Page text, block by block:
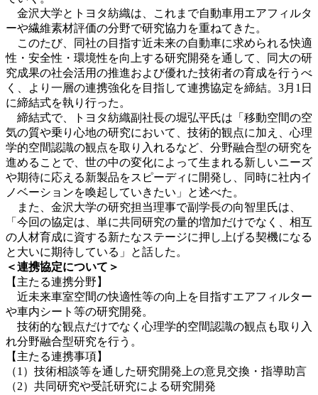
金沢大学とトヨタ紡織は、これまで自動車用エアフィルタ
ーや繊維素材評価の分野で研究協力を重ねてきた。
このたび、同社の目指す近未来の自動車に求められる快適
性・安全性・環境性を向上する研究開発を通して、同大の研
究成果の社会活用の推進および優れた技術者の育成を行うべ
く、より一層の連携強化を目指して連携協定を締結。3月1日
に締結式を執り行った。
締結式で、トヨタ紡織副社長の堀弘平氏は「移動空間の空
気の質や乗り心地の研究において、技術的観点に加え、心理
学的空間認識の観点を取り入れるなど、分野融合型の研究を
進めることで、世の中の変化によって生まれる新しいニーズ
や期待に応える新製品をスピーディに開発し、同時に社内イ
ノベーションを喚起していきたい」と述べた。
また、金沢大学の研究担当理事で副学長の向智里氏は、
「今回の協定は、単に共同研究の量的増加だけでなく、相互
の人材育成に資する新たなステージに押し上げる契機になる
と大いに期待している」と話した。
＜連携協定について＞
【主たる連携分野】
近未来車室空間の快適性等の向上を目指すエアフィルター
や車内シート等の研究開発。
技術的な観点だけでなく心理学的空間認識の観点も取り入
れ分野融合型研究を行う。
【主たる連携事項】
（1）技術相談等を通した研究開発上の意見交換・指導助言
（2）共同研究や受託研究による研究開発